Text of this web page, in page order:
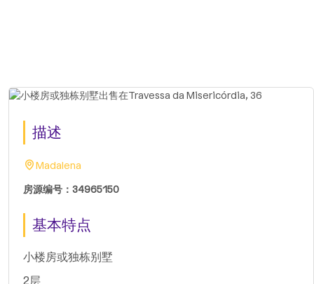
描述
Madalena
房源编号：34965150
基本特点
小楼房或独栋别墅
2层